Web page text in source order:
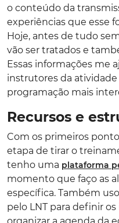
o conteúdo da
experiências que esse
Hoje, antes de tudo
vão ser tratados e
Essas informações me
instrutores da
programação mais
Recursos e
Com os primeiros
etapa de tirar o
tenho uma plataforma
momento que faço as
específica. Também
pelo LNT para definir
organizar a agenda da